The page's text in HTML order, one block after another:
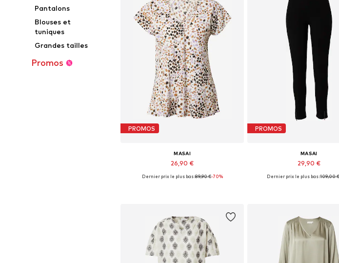
Pantalons
Blouses et
tuniques
Grandes tailles
Promos
PROMOS
MASAI
26,90 €
Tailles disponibles: S
Dernier prix le plus bas :89,90 €-70%
PROMOS
MASAI
29,90 €
Tailles disponibles: 34
Dernier prix le plus bas :109,00